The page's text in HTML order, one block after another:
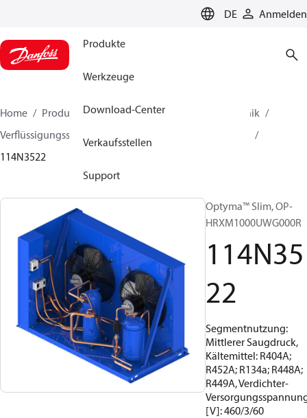
DE Anmelden
Produkte
Werkzeuge
Download-Center
Verkaufsstellen
Support
Home Produkte
Lösung für Kälte- und Klimatechnik
Verflüssigungssätze
Optyma™ Slim
114N3522
Optyma™ Slim, OP-
HRXM1000UWG000R
114N35
22
Segmentnutzung:
Mittlerer Saugdruck,
Kältemittel: R404A;
R452A; R134a; R448A;
R449A, Verdichter-
[V]: 460/3/60